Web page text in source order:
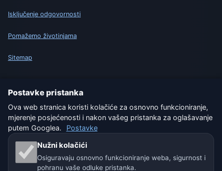
Isključenje odgovornosti
Pomažemo životinjama
Sitemap
Naše vremenske stranice:
🇩🇪🇦🇹🇨🇭 Njemačka / Austrija / Švicarska
Postavke pristanka
Ova web stranica koristi kolačiće za osnovno funkcioniranje,
mjerenje posjećenosti i nakon vašeg pristanka za oglašavanje
putem Googlea.
Postavke
Nužni kolačići
Osiguravaju osnovno funkcioniranje weba, sigurnost i
pohranu vaše odluke pristanka.